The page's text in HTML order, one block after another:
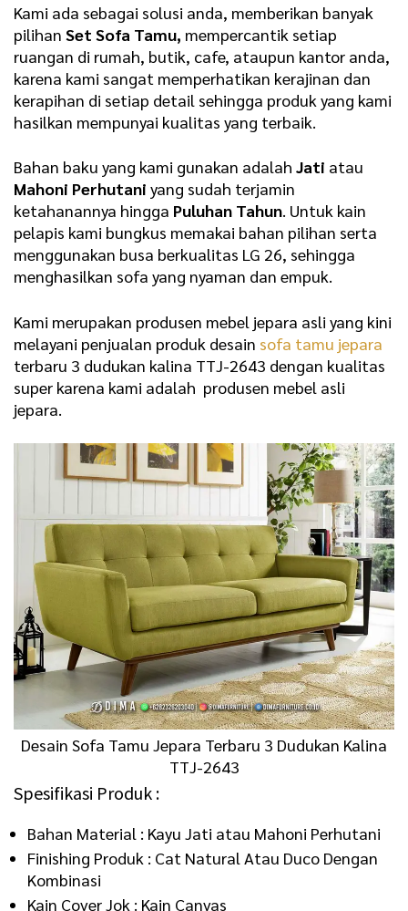
Kami ada sebagai solusi anda, memberikan banyak
pilihan Set Sofa Tamu, mempercantik setiap
ruangan di rumah, butik, cafe, ataupun kantor anda,
karena kami sangat memperhatikan kerajinan dan
kerapihan di setiap detail sehingga produk yang kami
hasilkan mempunyai kualitas yang terbaik.
Bahan baku yang kami gunakan adalah Jati atau
Mahoni Perhutani yang sudah terjamin
ketahanannya hingga Puluhan Tahun. Untuk kain
pelapis kami bungkus memakai bahan pilihan serta
menggunakan busa berkualitas LG 26, sehingga
menghasilkan sofa yang nyaman dan empuk.
Kami merupakan produsen mebel jepara asli yang kini
melayani penjualan produk desain sofa tamu jepara
terbaru 3 dudukan kalina TTJ-2643 dengan kualitas
super karena kami adalah produsen mebel asli
jepara.
Desain Sofa Tamu Jepara Terbaru 3 Dudukan Kalina
TTJ-2643
Spesifikasi Produk :
Bahan Material : Kayu Jati atau Mahoni Perhutani
Finishing Produk : Cat Natural Atau Duco Dengan
Kombinasi
Kain Cover Jok : Kain Canvas